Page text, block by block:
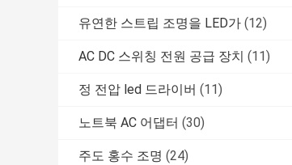
유연한 스트립 조명을 LED가 (12)
AC DC 스위칭 전원 공급 장치 (11)
정 전압 led 드라이버 (11)
노트북 AC 어댑터 (30)
주도 홍수 조명 (24)